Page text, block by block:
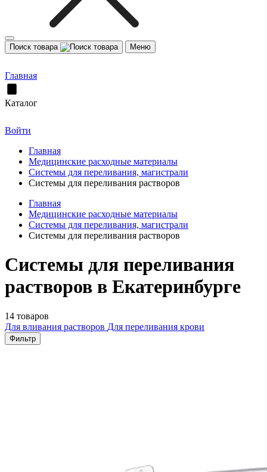
Поиск товара Меню
Главная
Каталог
Войти
Главная
Медицинские расходные материалы
Системы для переливания, магистрали
Системы для переливания растворов
Главная
Медицинские расходные материалы
Системы для переливания, магистрали
Системы для переливания растворов
Системы для переливания
растворов в Екатеринбурге
14 товаров
Для вливания растворов Для переливания крови
Фильтр